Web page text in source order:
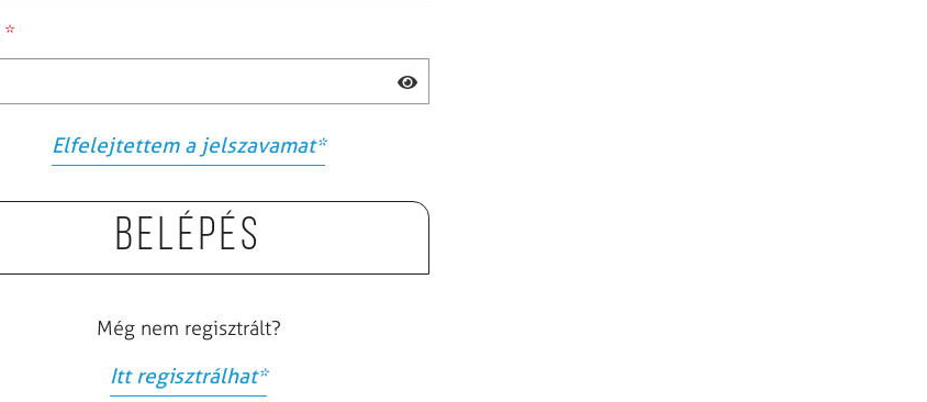
*
Elfelejtettem a jelszavamat*
Belépés
Még nem regisztrált?
Itt regisztrálhat*